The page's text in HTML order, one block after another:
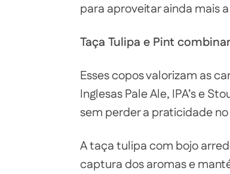
para aproveitar ainda mais
Taça Tulipa e Pint
Esses copos valorizam as
Inglesas Pale Ale, IPA’s e
sem perder a praticidade
A taça tulipa com bojo
captura dos aromas e